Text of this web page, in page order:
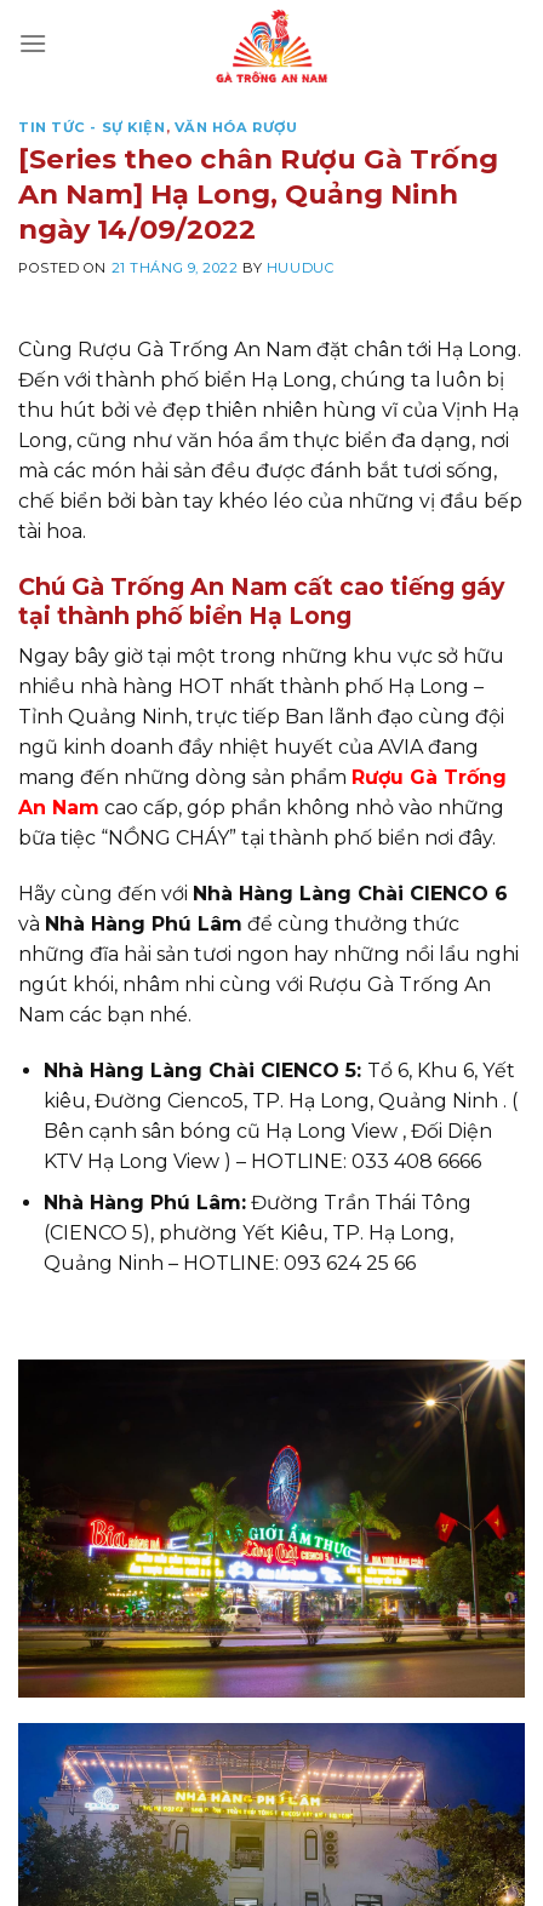
TIN TỨC - SỰ KIỆN , VĂN HÓA RƯỢU
[Series theo chân Rượu Gà Trống
An Nam] Hạ Long, Quảng Ninh
ngày 14/09/2022
POSTED ON 21 THÁNG 9, 2022 BY HUUDUC
Cùng Rượu Gà Trống An Nam đặt chân tới Hạ Long.
Đến với thành phố biển Hạ Long, chúng ta luôn bị
thu hút bởi vẻ đẹp thiên nhiên hùng vĩ của Vịnh Hạ
Long, cũng như văn hóa ẩm thực biển đa dạng, nơi
mà các món hải sản đều được đánh bắt tươi sống,
chế biển bởi bàn tay khéo léo của những vị đầu bếp
tài hoa.
Chú Gà Trống An Nam cất cao tiếng gáy
tại thành phố biển Hạ Long
Ngay bây giờ tại một trong những khu vực sở hữu
nhiều nhà hàng HOT nhất thành phố Hạ Long –
Tỉnh Quảng Ninh, trực tiếp Ban lãnh đạo cùng đội
ngũ kinh doanh đầy nhiệt huyết của AVIA đang
mang đến những dòng sản phẩm Rượu Gà Trống
An Nam cao cấp, góp phần không nhỏ vào những
bữa tiệc “NỒNG CHÁY” tại thành phố biển nơi đây.
Hãy cùng đến với Nhà Hàng Làng Chài CIENCO 6
và Nhà Hàng Phú Lâm để cùng thưởng thức
những đĩa hải sản tươi ngon hay những nồi lẩu nghi
ngút khói, nhâm nhi cùng với Rượu Gà Trống An
Nam các bạn nhé.
Nhà Hàng Làng Chài CIENCO 5: Tổ 6, Khu 6, Yết
kiêu, Đường Cienco5, TP. Hạ Long, Quảng Ninh . (
Bên cạnh sân bóng cũ Hạ Long View , Đối Diện
KTV Hạ Long View ) – HOTLINE: 033 408 6666
Nhà Hàng Phú Lâm:Đường Trần Thái Tông
(CIENCO 5), phường Yết Kiêu, TP. Hạ Long,
Quảng Ninh – HOTLINE: 093 624 25 66